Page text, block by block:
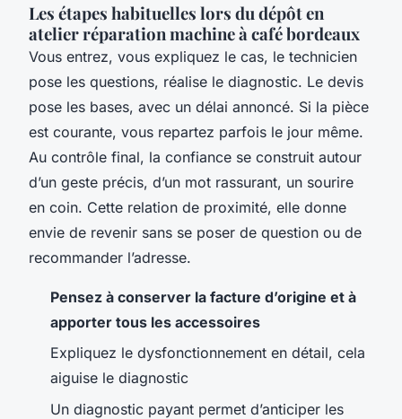
Les étapes habituelles lors du dépôt en
atelier réparation machine à café bordeaux
Vous entrez, vous expliquez le cas, le technicien
pose les questions, réalise le diagnostic. Le devis
pose les bases, avec un délai annoncé. Si la pièce
est courante, vous repartez parfois le jour même.
Au contrôle final, la confiance se construit autour
d’un geste précis, d’un mot rassurant, un sourire
en coin. Cette relation de proximité, elle donne
envie de revenir sans se poser de question ou de
recommander l’adresse.
Pensez à conserver la facture d’origine et à
apporter tous les accessoires
Expliquez le dysfonctionnement en détail, cela
aiguise le diagnostic
Un diagnostic payant permet d’anticiper les